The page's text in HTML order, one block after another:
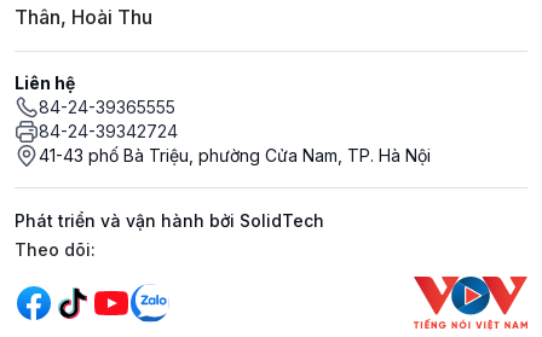
Thân, Hoài Thu
Liên hệ
84-24-39365555
84-24-39342724
41-43 phố Bà Triệu, phường Cửa Nam, TP. Hà Nội
Phát triển và vận hành bởi SolidTech
Mạng xã hội
Theo dõi: